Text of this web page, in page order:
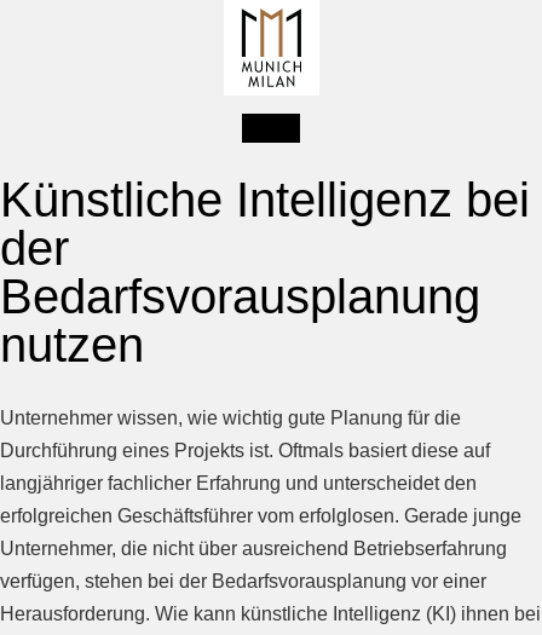
Künstliche Intelligenz bei
der
Bedarfsvorausplanung
nutzen
Unternehmer wissen, wie wichtig gute Planung für die
Durchführung eines Projekts ist. Oftmals basiert diese auf
langjähriger fachlicher Erfahrung und unterscheidet den
erfolgreichen Geschäftsführer vom erfolglosen. Gerade junge
Unternehmer, die nicht über ausreichend Betriebserfahrung
verfügen, stehen bei der Bedarfsvorausplanung vor einer
Herausforderung. Wie kann künstliche Intelligenz (KI) ihnen bei